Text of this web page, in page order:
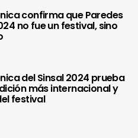
confirma que Paredes
no fue un festival, sino
del Sinsal 2024 prueba
más internacional y
festival